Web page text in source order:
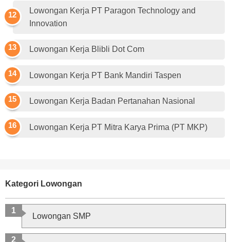
Lowongan Kerja PT Paragon Technology and
Innovation
Lowongan Kerja Blibli Dot Com
Lowongan Kerja PT Bank Mandiri Taspen
Lowongan Kerja Badan Pertanahan Nasional
Lowongan Kerja PT Mitra Karya Prima (PT MKP)
Kategori Lowongan
Lowongan SMP